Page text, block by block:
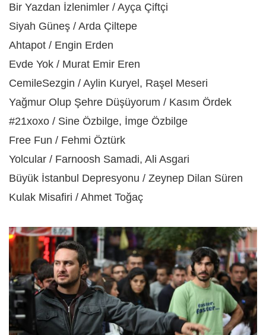
Bir Yazdan İzlenimler / Ayça Çiftçi
Siyah Güneş / Arda Çiltepe
Ahtapot / Engin Erden
Evde Yok / Murat Emir Eren
CemileSezgin / Aylin Kuryel, Raşel Meseri
Yağmur Olup Şehre Düşüyorum / Kasım Ördek
#21xoxo / Sine Özbilge, İmge Özbilge
Free Fun / Fehmi Öztürk
Yolcular / Farnoosh Samadi, Ali Asgari
Büyük İstanbul Depresyonu / Zeynep Dilan Süren
Kulak Misafiri / Ahmet Toğaç